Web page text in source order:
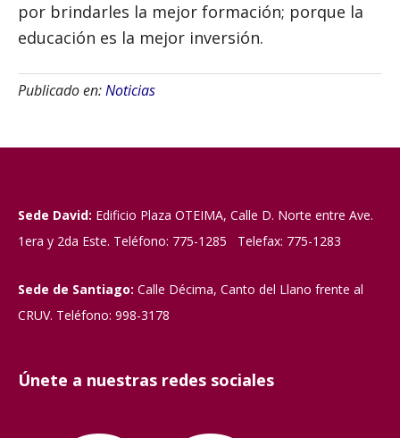
por brindarles la mejor formación; porque la
educación es la mejor inversión.
Publicado en:Noticias
Sede David: Edificio Plaza OTEIMA, Calle D. Norte entre Ave.
1era y 2da Este. Teléfono: 775-1285 Telefax: 775-1283
Sede de Santiago: Calle Décima, Canto del Llano frente al
CRUV. Teléfono: 998-3178
Únete a nuestras redes sociales